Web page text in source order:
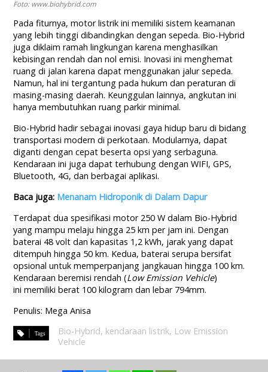
Foto: www.biohybrid.com
Pada fiturnya, motor listrik ini memiliki sistem keamanan
yang lebih tinggi dibandingkan dengan sepeda. Bio-Hybrid
juga diklaim ramah lingkungan karena menghasilkan
kebisingan rendah dan nol emisi. Inovasi ini menghemat
ruang di jalan karena dapat menggunakan jalur sepeda.
Namun, hal ini tergantung pada hukum dan peraturan di
masing-masing daerah. Keunggulan lainnya, angkutan ini
hanya membutuhkan ruang parkir minimal.
Bio-Hybrid hadir sebagai inovasi gaya hidup baru di bidang
transportasi modern di perkotaan. Modularnya, dapat
diganti dengan cepat beserta opsi yang serbaguna.
Kendaraan ini juga dapat terhubung dengan WIFI, GPS,
Bluetooth, 4G, dan berbagai aplikasi.
Baca juga: Menanam Hidroponik di Dalam Dapur
Terdapat dua spesifikasi motor 250 W dalam Bio-Hybrid
yang mampu melaju hingga 25 km per jam ini. Dengan
baterai 48 volt dan kapasitas 1,2 kWh, jarak yang dapat
ditempuh hingga 50 km. Kedua, baterai serupa bersifat
opsional untuk memperpanjang jangkauan hingga 100 km.
Kendaraan beremisi rendah (LowEmission Vehicle)
ini memiliki berat 100 kilogram dan lebar 794mm.
Penulis: Mega Anisa
Bio-Hybrid, kendaraan listrik, Low Emission
Vehicle